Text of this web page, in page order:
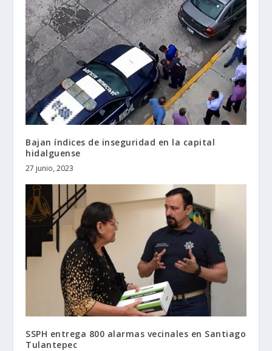
Bajan índices de inseguridad en la capital
hidalguense
27 junio, 2023
SSPH entrega 800 alarmas vecinales en Santiago
Tulantepec